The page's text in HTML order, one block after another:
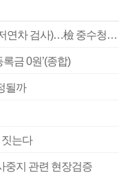
검사 신분 버리고 직급하향(10년 이하 저연차 검사)…檢 중수청행 기피
금 0원’(종합)
될까
는다
중지 관련 현장검증